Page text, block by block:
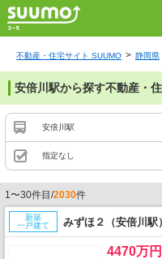
不動産・住宅サイト SUUMO 静岡県
安倍川駅から探す不動産・
安倍川駅
指定なし
1〜30件目/2030件
新築
一戸建て
みずほ２（安倍川駅
4470万